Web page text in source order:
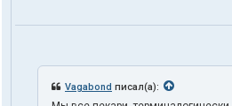
Vagabond писал(а):